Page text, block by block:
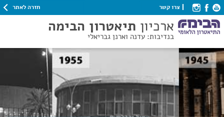
צרו קשר חזרה לאתר
ארכיון תיאטרון הבימה
בנדיבות: עדנה וארנן גבריאלי